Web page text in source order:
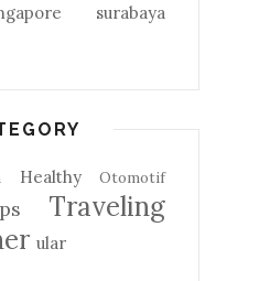
surabaya
Healthy Otomotif
Traveling
ular